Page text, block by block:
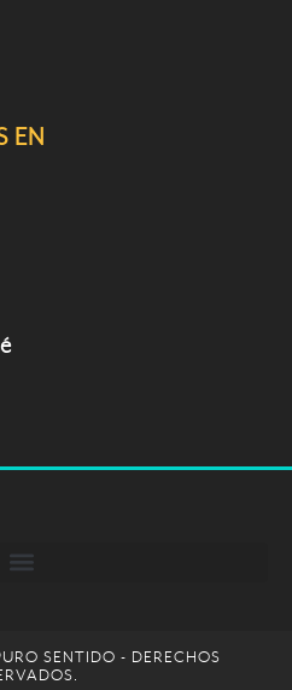
EN
SENTIDO - DERECHOS